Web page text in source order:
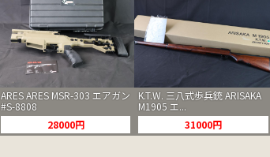
ARES ARES MSR-303 エアガン
#S-8808
28000円
K.T.W. 三八式歩兵銃 ARISAKA
M1905 エ...
31000円